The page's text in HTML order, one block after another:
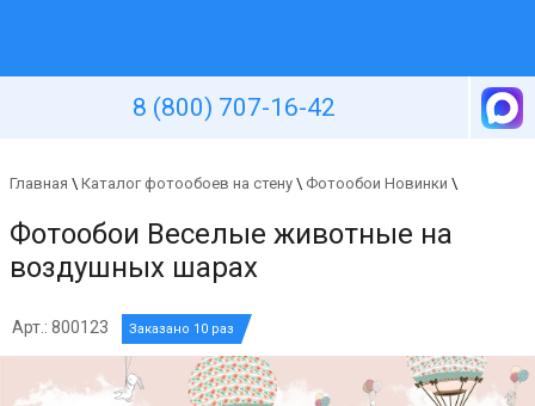
8 (800) 707-16-42
Главная \ Каталог фотообоев на стену \ Фотообои Новинки \
Фотообои Веселые животные на
воздушных шарах
Арт.: 800123 Заказано 10 раз